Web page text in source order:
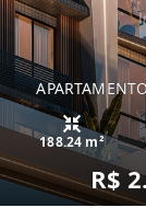
188.24 m²
R$